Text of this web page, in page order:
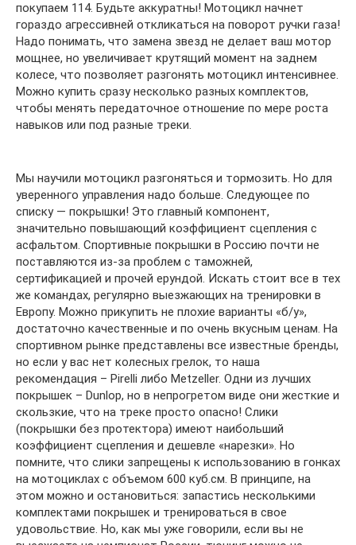
покупаем 114. Будьте аккуратны! Мотоцикл начнет
гораздо агрессивней откликаться на поворот ручки газа!
Надо понимать, что замена звезд не делает ваш мотор
мощнее, но увеличивает крутящий момент на заднем
колесе, что позволяет разгонять мотоцикл интенсивнее.
Можно купить сразу несколько разных комплектов,
чтобы менять передаточное отношение по мере роста
навыков или под разные треки.
Мы научили мотоцикл разгоняться и тормозить. Но для
уверенного управления надо больше. Следующее по
списку — покрышки! Это главный компонент,
значительно повышающий коэффициент сцепления с
асфальтом. Спортивные покрышки в Россию почти не
поставляются из-за проблем с таможней,
сертификацией и прочей ерундой. Искать стоит все в тех
же командах, регулярно выезжающих на тренировки в
Европу. Можно прикупить не плохие варианты «б/у»,
достаточно качественные и по очень вкусным ценам. На
спортивном рынке представлены все известные бренды,
но если у вас нет колесных грелок, то наша
рекомендация – Pirelli либо Metzeller. Одни из лучших
покрышек – Dunlop, но в непрогретом виде они жесткие и
скользкие, что на треке просто опасно! Слики
(покрышки без протектора) имеют наибольший
коэффициент сцепления и дешевле «нарезки». Но
помните, что слики запрещены к использованию в гонках
на мотоциклах с объемом 600 куб.см. В принципе, на
этом можно и остановиться: запастись несколькими
комплектами покрышек и тренироваться в свое
удовольствие. Но, как мы уже говорили, если вы не